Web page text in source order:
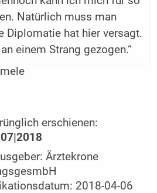
Natürlich muss man
Diplomatie hat hier versagt.
einem Strang gezogen.“
erschienen:
Ärztekrone
2018-04-06